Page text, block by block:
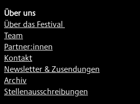
Über uns
Über das Festival
Team
Partner:innen
Kontakt
Newsletter & Zusendungen
Archiv
Stellenausschreibungen